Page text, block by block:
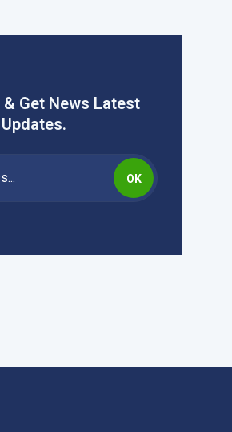
Get News Latest
Updates.
OK